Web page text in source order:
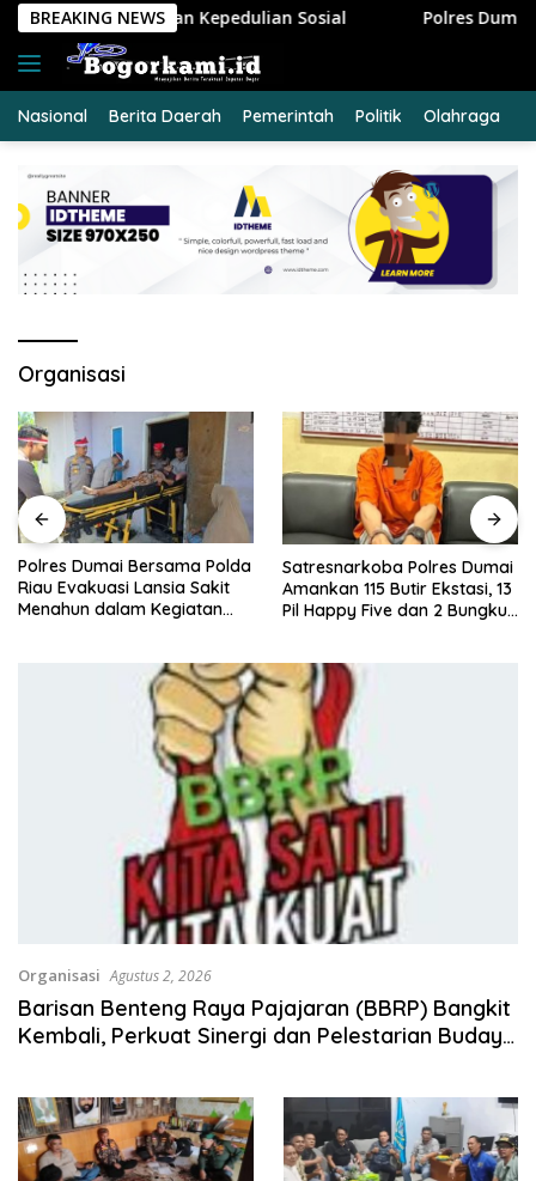
Langsung
konten
BREAKING NEWS
Sosial Polres Dumai Bersama Polda Riau
Nasional Berita Daerah Pemerintah Politik Olahraga
Organisasi
Polres Dumai Bersama Polda
Riau Evakuasi Lansia Sakit
Menahun dalam Kegiatan
Satresnarkoba Polres Dumai
Amankan 115 Butir Ekstasi, 13
Pil Happy Five dan 2 Bungkus
Organisasi Agustus 2, 2026
Barisan Benteng Raya Pajajaran (BBRP) Bangkit
Kembali, Perkuat Sinergi dan Pelestarian Budaya